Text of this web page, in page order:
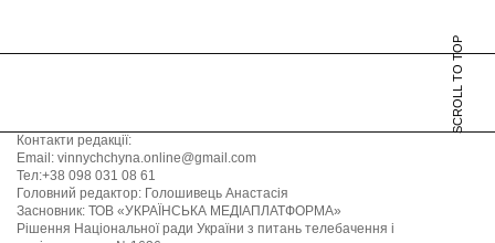
SCROLL TO TOP
Контакти редакції:
Email: vinnychchyna.online@gmail.com
Тел:+38 098 031 08 61
Головний редактор: Голошивець Анастасія
Засновник: ТОВ «УКРАЇНСЬКА МЕДІАПЛАТФОРМА»
Рішення Національної ради України з питань телебачення і